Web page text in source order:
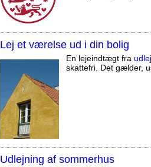
Lej et værelse ud i din bolig
En lejeindtægt fra
skattefri. Det gælder,
Udlejning af sommerhus